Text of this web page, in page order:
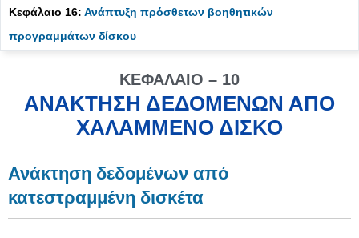
Κεφάλαιο 16: Ανάπτυξη πρόσθετων βοηθητικών
προγραμμάτων δίσκου
ΚΕΦΆΛΑΙΟ – 10
ΑΝΑΚΤΗΣΗ ΔΕΔΟΜΕΝΩΝ ΑΠΟ
ΧΑΛΑΜΜΕΝΟ ΔΙΣΚΟ
Ανάκτηση δεδομένων από
κατεστραμμένη δισκέτα